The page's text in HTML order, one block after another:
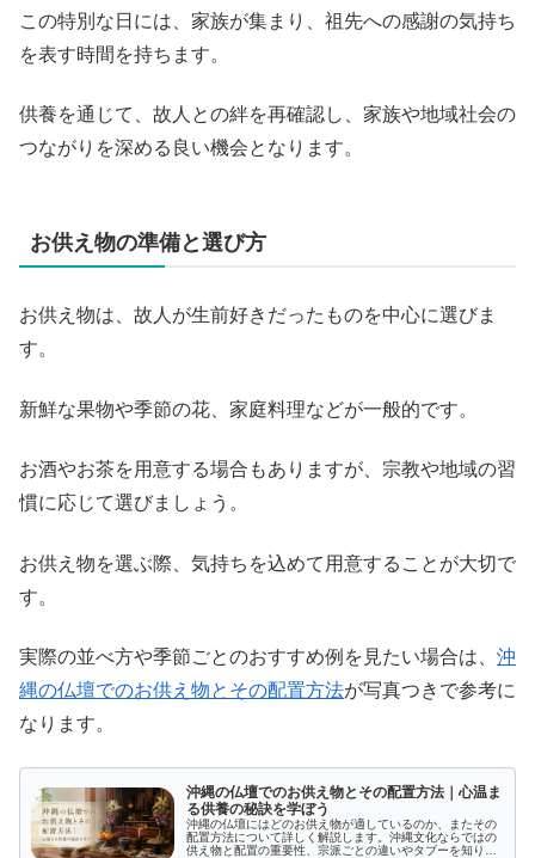
この特別な日には、家族が集まり、祖先への感謝の気持ち
を表す時間を持ちます。
供養を通じて、故人との絆を再確認し、家族や地域社会の
つながりを深める良い機会となります。
お供え物の準備と選び方
お供え物は、故人が生前好きだったものを中心に選びま
す。
新鮮な果物や季節の花、家庭料理などが一般的です。
お酒やお茶を用意する場合もありますが、宗教や地域の習
慣に応じて選びましょう。
お供え物を選ぶ際、気持ちを込めて用意することが大切で
す。
実際の並べ方や季節ごとのおすすめ例を見たい場合は、 沖
縄の仏壇でのお供え物とその配置方法が写真つきで参考に
なります。
沖縄の仏壇でのお供え物とその配置方法｜心温ま
る供養の秘訣を学ぼう
沖縄の仏壇にはどのお供え物が適しているのか、またその
配置方法について詳しく解説します。沖縄文化ならではの
供え物と配置の重要性、宗派ごとの違いやタブーを知り、